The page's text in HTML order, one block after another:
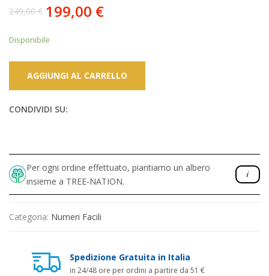
249,00€
Il
prezzo
originale
era:
249,00 €.
199,00 €
Il
prezzo
attuale
è:
199,00 €.
Disponibile
AGGIUNGI AL CARRELLO
CONDIVIDI SU:
Per ogni ordine effettuato, piantiamo un albero
insieme a TREE-NATION.
Categoria: Numeri Facili
Spedizione Gratuita in Italia
in 24/48 ore per ordini a partire da 51 €